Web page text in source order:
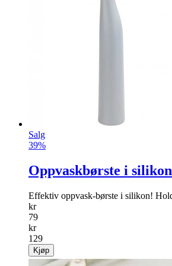
Salg
39%
Oppvaskbørste i silikon
Effektiv oppvask-børste i silikon!
kr
79
kr
129
Kjøp